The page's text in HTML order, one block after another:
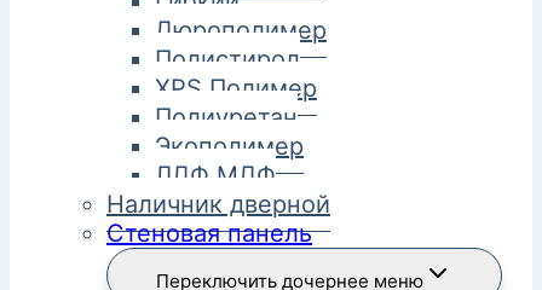
Дюрополимер
Полистирол
XPS Полимер
Полиуретан
Экополимер
ЛДФ МДФ
Наличник дверной
Стеновая панель
Переключить дочернее меню